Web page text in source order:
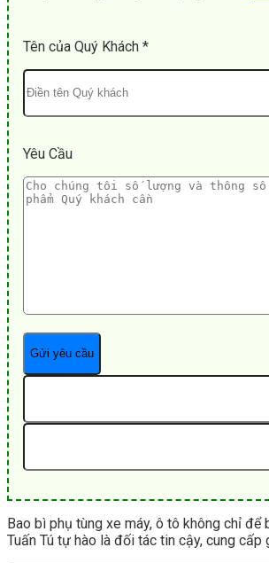
Tên của Quý Khách *
Yêu Cầu
Bao bì phụ tùng xe máy, ô tô không chỉ
Tuấn Tú tự hào là đối tác tin cậy, cung